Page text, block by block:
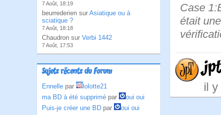
7 Août, 18:19
beurrederien sur Asiatique ou à
sciatique ?
7 Août, 18:18
Chaudron sur Verbi 1442
7 Août, 17:53
Sujets récents du Forum
Ennelle par
lolotte21
ma BD à été supprimé par
oui oui
Puis-je créer une BD par
oui oui
Case
était
il